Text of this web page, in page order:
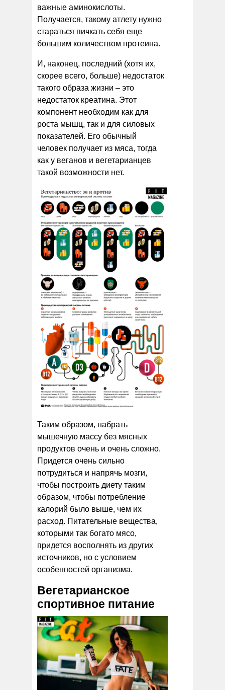
важные аминокислоты.
Получается, такому атлету нужно
стараться пичкать себя еще
большим количеством протеина.
И, наконец, последний (хотя их,
скорее всего, больше) недостаток
такого образа жизни – это
недостаток креатина. Этот
компонент необходим как для
роста мышц, так и для силовых
показателей. Его обычный
человек получает из мяса, тогда
как у веганов и вегетарианцев
такой возможности нет.
Таким образом, набрать
мышечную массу без мясных
продуктов очень и очень сложно.
Придется очень сильно
потрудиться и напрячь мозги,
чтобы построить диету таким
образом, чтобы потребление
калорий было выше, чем их
расход. Питательные вещества,
которыми так богато мясо,
придется восполнять из других
источников, но с условием
особенностей организма.
Вегетарианское
спортивное питание